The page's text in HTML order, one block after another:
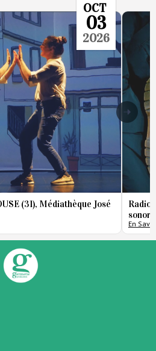
OCT
03
2026
(31), Médiathèque José
Radio
En